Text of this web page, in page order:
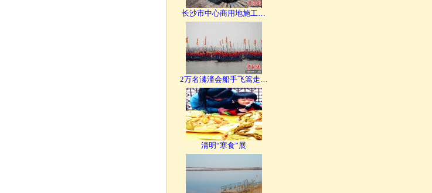
长沙市中心商用地施工…
2万名溱潼会船手飞篙走…
清明“寒食”展